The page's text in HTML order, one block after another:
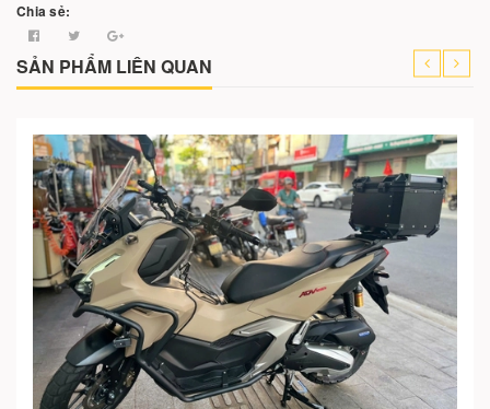
Chia sẻ:
SẢN PHẨM LIÊN QUAN
Cho vào giỏ hàng